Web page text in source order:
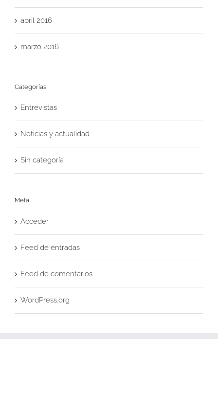
abril 2016
marzo 2016
Categorías
Entrevistas
Noticias y actualidad
Sin categoría
Meta
Acceder
Feed de entradas
Feed de comentarios
WordPress.org